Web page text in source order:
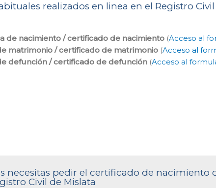
realizados en linea en el Registro Civil
de nacimiento / certificado de nacimiento (Acceso al
matrimonio / certificado de matrimonio (Acceso al
defunción / certificado de defunción (Acceso al
necesitas pedir el certificado de nacimiento
Civil de Mislata